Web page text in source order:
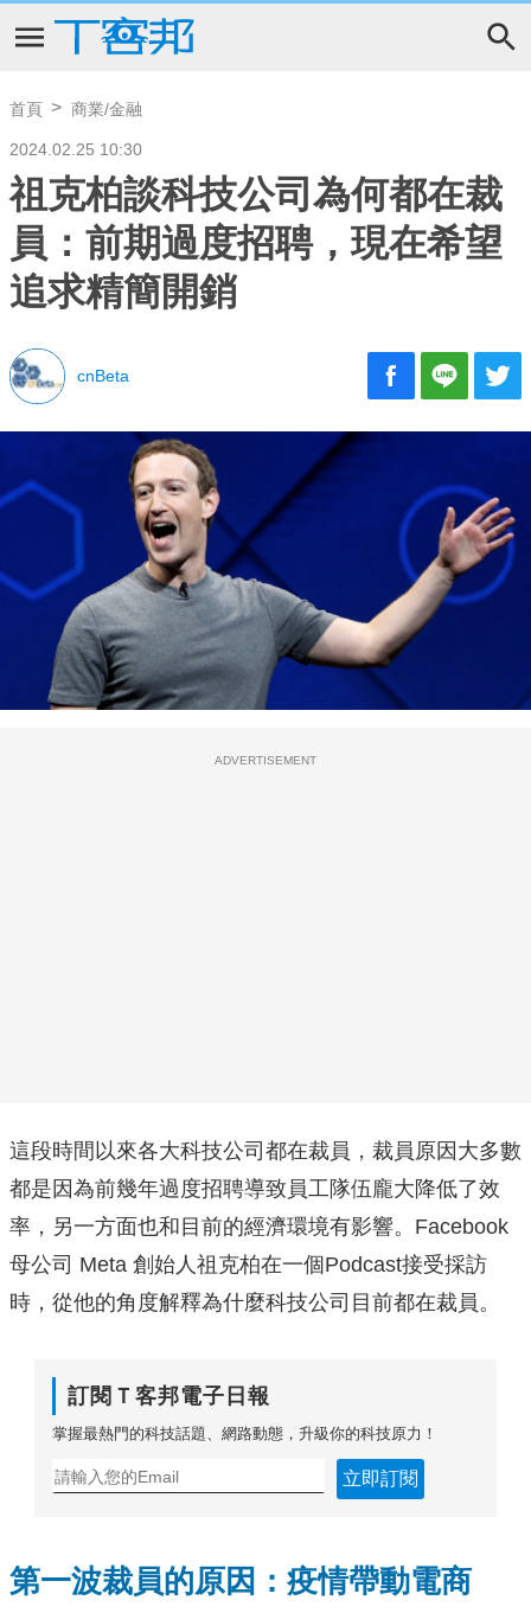
首頁 商業/金融
2024.02.25 10:30
祖克柏談科技公司為何都在裁
員：前期過度招聘，現在希望
追求精簡開銷
cnBeta
ADVERTISEMENT
這段時間以來各大科技公司都在裁員，裁員原因大多數
都是因為前幾年過度招聘導致員工隊伍龐大降低了效
率，另一方面也和目前的經濟環境有影響。Facebook
母公司 Meta 創始人祖克柏在一個Podcast接受採訪
時，從他的角度解釋為什麼科技公司目前都在裁員。
訂閱Ｔ客邦電子日報
掌握最熱門的科技話題、網路動態，升級你的科技原力！
立即訂閱
第一波裁員的原因：疫情帶動電商